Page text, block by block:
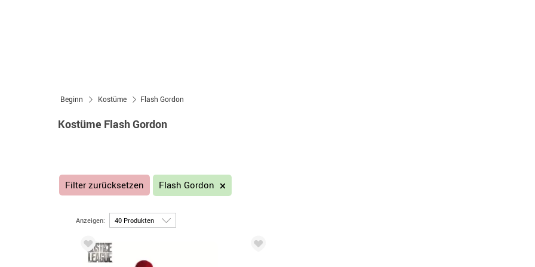
Beginn Kostüme Flash Gordon
Kostüme Flash Gordon
Filter zurücksetzen Flash Gordon
Anzeigen: